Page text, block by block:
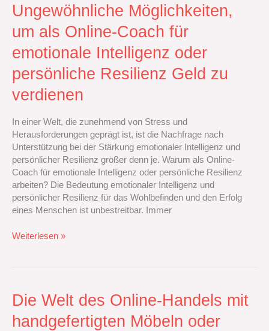
Ungewöhnliche Möglichkeiten,
um als Online-Coach für
emotionale Intelligenz oder
persönliche Resilienz Geld zu
verdienen
In einer Welt, die zunehmend von Stress und
Herausforderungen geprägt ist, ist die Nachfrage nach
Unterstützung bei der Stärkung emotionaler Intelligenz und
persönlicher Resilienz größer denn je. Warum als Online-
Coach für emotionale Intelligenz oder persönliche Resilienz
arbeiten? Die Bedeutung emotionaler Intelligenz und
persönlicher Resilienz für das Wohlbefinden und den Erfolg
eines Menschen ist unbestreitbar. Immer
Ungewöhnliche
Möglichkeiten,
um
Online-
Coach
für
emotionale
oder
persönliche
Resilienz
Geld
zu
verdienen
Weiterlesen »
Die Welt des Online-Handels mit
handgefertigten Möbeln oder
Die
Welt
des